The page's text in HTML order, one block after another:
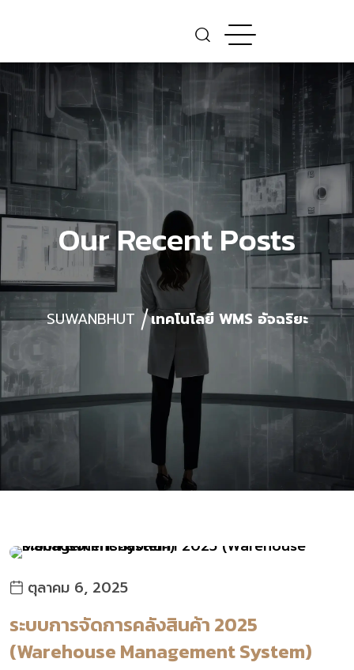
Our Recent Posts
SUWANBHUT เทคโนโลยี WMS อัจฉริยะ
ตุลาคม 6, 2025
ระบบการจัดการคลังสินค้า 2025
(Warehouse Management System)